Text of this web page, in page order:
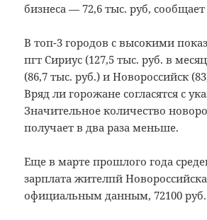
бизнеса — 72,6 тыс. руб,
В топ-3 городов с высокими
пгт Сириус (127,5 тыс. руб. в
(86,7 тыс. руб.) и Новороссийск
Вряд ли горожане согласятся с
Значительное количество
получает в два раза меньше.
Еще в марте прошлого года
зарплата жителпй
официальным данным, 72100 руб.